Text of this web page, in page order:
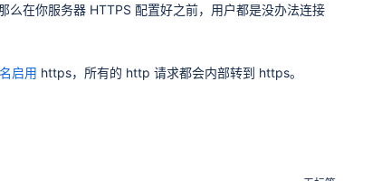
在你服务器 HTTPS 配置好之前，用户都是没办法连接
启用 https，所有的 http 请求都会内部转到 https。